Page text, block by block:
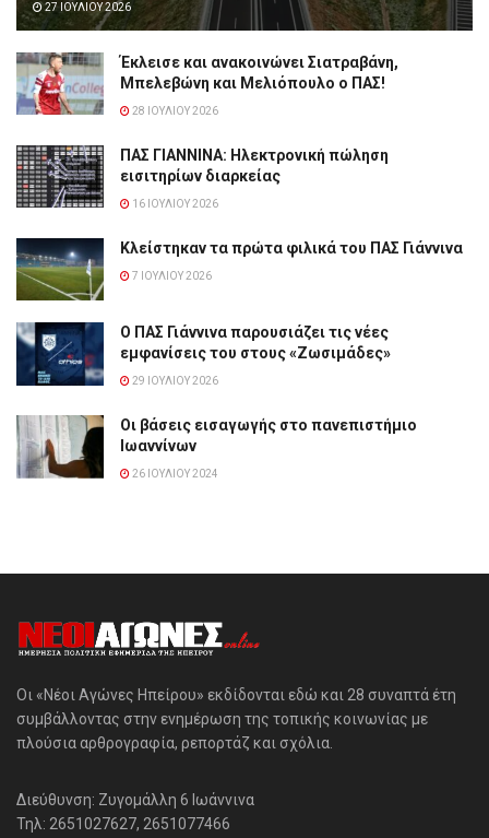
27 ΙΟΥΛΊΟΥ 2026
Έκλεισε και ανακοινώνει Σιατραβάνη,
Μπελεβώνη και Μελιόπουλο ο ΠΑΣ!
28 ΙΟΥΛΊΟΥ 2026
ΠΑΣ ΓΙΑΝΝΙΝΑ: Hλεκτρονική πώληση
εισιτηρίων διαρκείας
16 ΙΟΥΛΊΟΥ 2026
Κλείστηκαν τα πρώτα φιλικά του ΠΑΣ Γιάννινα
7 ΙΟΥΛΊΟΥ 2026
Ο ΠΑΣ Γιάννινα παρουσιάζει τις νέες
εμφανίσεις του στους «Ζωσιμάδες»
29 ΙΟΥΛΊΟΥ 2026
Οι βάσεις εισαγωγής στο πανεπιστήμιο
Ιωαννίνων
26 ΙΟΥΛΊΟΥ 2024
Οι «Νέοι Αγώνες Ηπείρου» εκδίδονται εδώ και 28 συναπτά έτη
συμβάλλοντας στην ενημέρωση της τοπικής κοινωνίας με
πλούσια αρθρογραφία, ρεπορτάζ και σχόλια.
Διεύθυνση: Ζυγομάλλη 6 Ιωάννινα
Τηλ: 2651027627, 2651077466